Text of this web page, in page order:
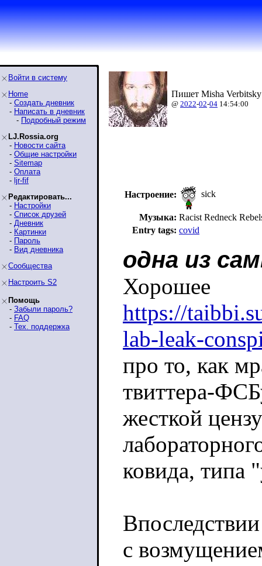
Войти в систему
Home
- Создать дневник
- Написать в дневник
- Подробный режим
LJ.Rossia.org
- Новости сайта
- Общие настройки
- Sitemap
- Оплата
- ljr-fif
Редактировать...
- Настройки
- Список друзей
- Дневник
- Картинки
- Пароль
- Вид дневника
Сообщества
Настроить S2
Помощь
- Забыли пароль?
- FAQ
- Тех. поддержка
Пишет Misha
@ 2022-02-04 14:54:00
Настроение: sick
Музыка: Racist Redneck
Entry tags: covid
одна из
Хорошее
https://
lab-leak-
про то, как
твиттера-
жесткой
ковида, типа
с